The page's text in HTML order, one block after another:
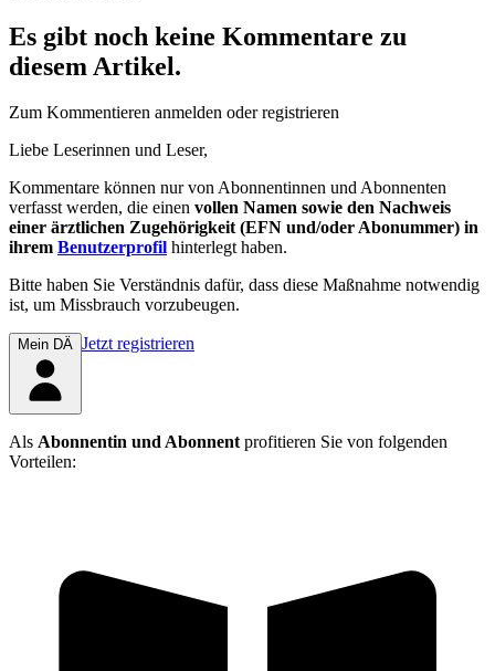
Es gibt noch keine Kommentare zu
diesem Artikel.
Zum Kommentieren anmelden oder registrieren
Liebe Leserinnen und Leser,
Kommentare können nur von Abonnentinnen und Abonnenten
verfasst werden, die einen vollen Namen sowie den Nachweis
einer ärztlichen Zugehörigkeit (EFN und/oder Abonummer) in
ihrem Benutzerprofil hinterlegt haben.
Bitte haben Sie Verständnis dafür, dass diese Maßnahme notwendig
ist, um Missbrauch vorzubeugen.
Mein DÄ Jetzt registrieren
Als Abonnentin und Abonnentprofitieren Sie von folgenden
Vorteilen: